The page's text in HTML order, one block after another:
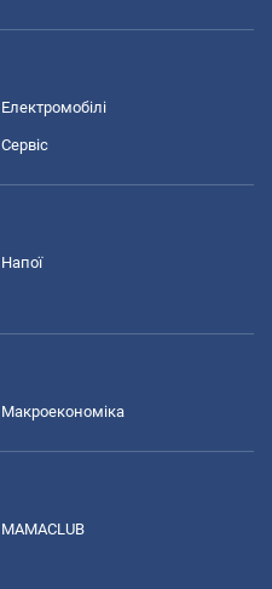
Електромобілі
Сервіс
Напої
Макроекономіка
MAMACLUB